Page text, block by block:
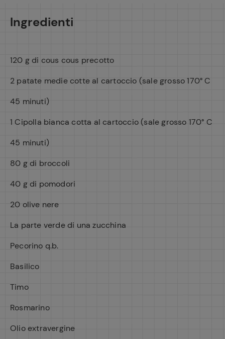
Ingredienti
120 g di cous cous precotto
2 patate medie cotte al cartoccio (sale grosso 170° C
45 minuti)
1 Cipolla bianca cotta al cartoccio (sale grosso 170° C
45 minuti)
80 g di broccoli
40 g di pomodori
20 olive nere
La parte verde di una zucchina
Pecorino q.b.
Basilico
Timo
Rosmarino
Olio extravergine